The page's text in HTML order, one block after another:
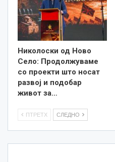
Николоски од Ново
Село: Продолжуваме
со проекти што носат
развој и подобар
живот за…
ПТРЕТХ СЛЕДНО